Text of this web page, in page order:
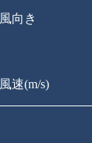
風向き
風速(m/s)